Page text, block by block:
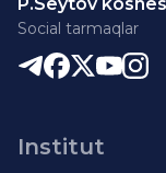
Social tarmaqlar
Institut